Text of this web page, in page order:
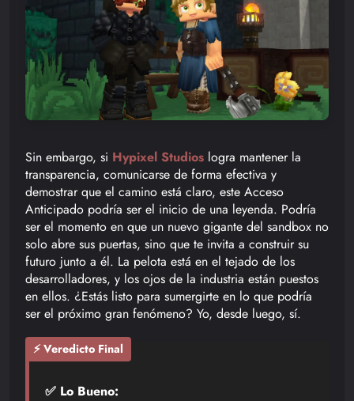
Sin embargo, si Hypixel Studios logra mantener la
transparencia, comunicarse de forma efectiva y
demostrar que el camino está claro, este Acceso
Anticipado podría ser el inicio de una leyenda. Podría
ser el momento en que un nuevo gigante del sandbox no
solo abre sus puertas, sino que te invita a construir su
futuro junto a él. La pelota está en el tejado de los
desarrolladores, y los ojos de la industria están puestos
en ellos. ¿Estás listo para sumergirte en lo que podría
ser el próximo gran fenómeno? Yo, desde luego, sí.
⚡ Veredicto Final
✅ Lo Bueno: